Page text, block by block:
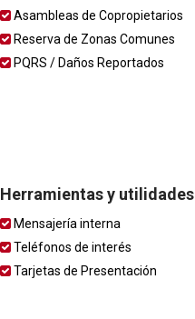
Asambleas de Copropietarios
Reserva de Zonas Comunes
PQRS / Daños Reportados
Herramientas y utilidades
Mensajería interna
Teléfonos de interés
Tarjetas de Presentación